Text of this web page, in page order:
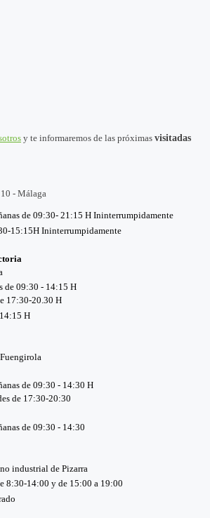
y te informaremos de las próximas visitadas
- Málaga
de 09:30- 21:15 H Ininterrumpidamente
15:15H Ininterrumpidamente
de 09:30 - 14:15 H
17:30-20.30 H
H
de 09:30 - 14:30 H
de 17:30-20:30
de 09:30 - 14:30
industrial de Pizarra
8:30-14:00 y de 15:00 a 19:00